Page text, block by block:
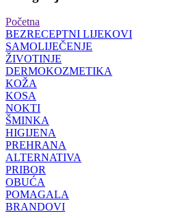
Početna
BEZRECEPTNI LIJEKOVI
SAMOLIJEČENJE
ŽIVOTINJE
DERMOKOZMETIKA
KOŽA
KOSA
NOKTI
ŠMINKA
HIGIJENA
PREHRANA
ALTERNATIVA
PRIBOR
OBUĆA
POMAGALA
BRANDOVI